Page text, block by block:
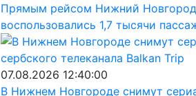
Прямым рейсом Нижний
воспользовались 1,7 тысячи
07.08.2026 12:40:00
В Нижнем Новгороде снимут